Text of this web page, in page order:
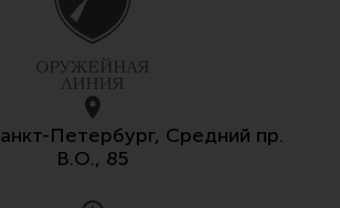
Петербург, Средний пр.
В.О., 85